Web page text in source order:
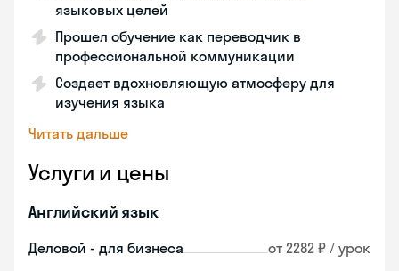
языковых целей
Прошел обучение как переводчик в
профессиональной коммуникации
Создает вдохновляющую атмосферу для
изучения языка
Читать дальше
Услуги и цены
Английский язык
Деловой - для бизнеса от 2282 ₽ / урок